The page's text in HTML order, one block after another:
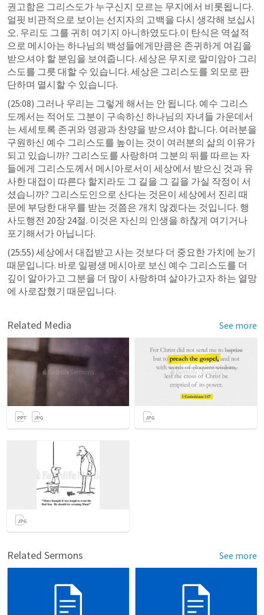
권고함은 그리스도가 누구신지 모르는 무지에서 비롯됩니다.
얼핏 비관적으로 보이는 선지자의 고백을 다시 생각해 보십시
오. 우리도 그를 귀히 여기지 아니하였도다.이 탄식은 역설적
으로 메시아는 하나님의 백성들에게만큼은 존귀하게 여김을
받으셔야 할 분임을 보여줍니다. 세상은 무지로 말미암아 그리
스도를 그릇 대할 수 있습니다. 세상은 그리스도를 외모로 판
단하며 멸시할 수 있습니다.
(25:08) 그러나 우리는 그렇게 해서는 안 됩니다. 예수 그리스
도께서는 적어도 그분이 구속하신 하나님의 자녀들 가운데서
는 세세토록 존귀와 영광과 찬양을 받으셔야 합니다. 여러분을
구원하신 예수 그리스도를 높이는 것이 여러분의 삶의 이유가
되고 있습니까? 그리스도를 사랑하며 그분의 뒤를 따르는 자
들에게 그리스도께서 메시아로서이 세상에서 받으신 것과 유
사한 대접이 따른다 할지라도 그 길을 그 길을 가실 작정이 서
셨습니까? 그리스도인으로 산다는 것은이 세상에서 진리 때
사도행전 20장 24절. 이것은 자신의 인생을 하찮게 여기거나
포기해서가 아닙니다.
(25:55) 세상에서 대접받고 사는 것보다 더 중요한 가치에 눈기
때문입니다. 바로 일평생 메시아로 보신 예수 그리스도를 더
깊이 알아가고 그분을 더 많이 사랑하며 살아가고자 하는 열망
에 사로잡혔기 때문입니다.
Related Media See more
Related Sermons See more